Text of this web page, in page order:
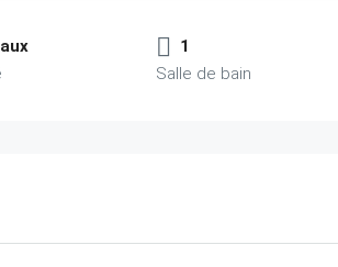
1
Salle de bain